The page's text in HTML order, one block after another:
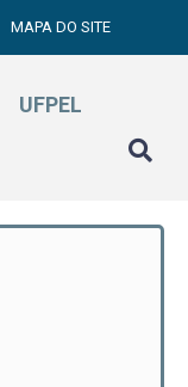
MAPA DO SITE
UFPEL